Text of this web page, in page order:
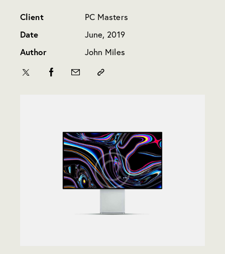
Client
PC Masters
Date
June, 2019
Author
John Miles